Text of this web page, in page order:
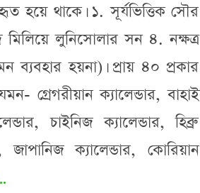
হয়ে থাকে। ১. সূর্যভিত্তিক সৌর
লুনিসোলার সন ৪. নক্ষত্র
হয়না)। প্রায় ৪০ প্রকার
গ্রেগরীয়ান ক্যালেন্ডার, বাহাই
চাইনিজ ক্যালেন্ডার, হিব্রু
জাপানিজ ক্যালেন্ডার, কোরিয়ান